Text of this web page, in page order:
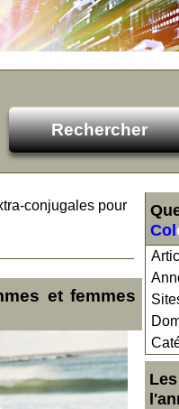
Col
conjugales pour
et femmes